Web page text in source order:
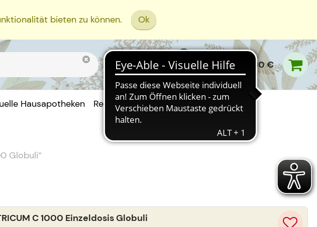
bieten zu können. Ok
0,00 €
Hausapotheken Rezept Einreichen
Globuli“
C 1000 Einzeldosis Globuli